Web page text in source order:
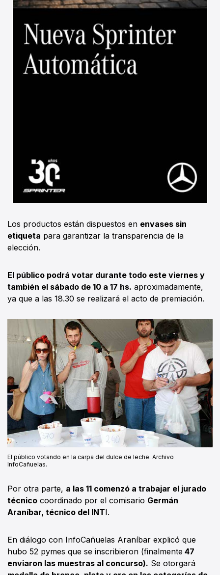
Los productos están dispuestos en envases sin
etiqueta para garantizar la transparencia de la
elección.
El público podrá votar durante todo este viernes y
también el sábado de 10 a 17 hs. aproximadamente,
ya que a las 18.30 se realizará el acto de premiación.
El público votando en la carpa del dulce de leche. Archivo
InfoCañuelas.
Por otra parte, a las 11 comenzó a trabajar el jurado
técnico coordinado por el comisario Germán
Araníbar, técnico del INTI.
En diálogo con InfoCañuelas Araníbar explicó que
hubo 52 pymes que se inscribieron (finalmente 47
enviaron las muestras al concurso). Se otorgará